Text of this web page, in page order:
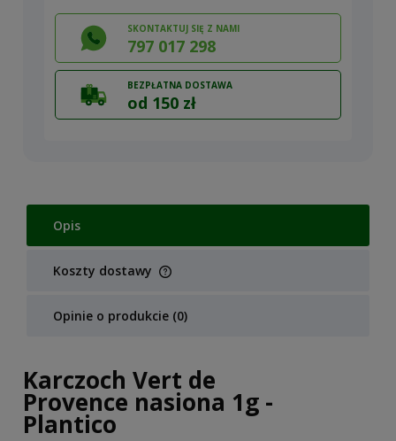
SKONTAKTUJ SIĘ Z NAMI
797 017 298
BEZPŁATNA DOSTAWA
od 150 zł
Opis
Koszty dostawy
Cena nie zawiera ewentualnych kosztów płatności
Opinie o produkcie (0)
Karczoch Vert de
Provence nasiona 1g -
Plantico